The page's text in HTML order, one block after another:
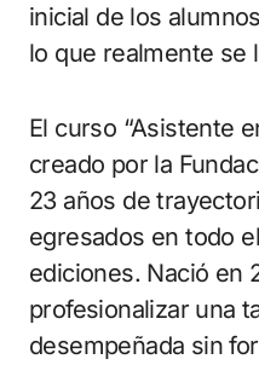
inicial de los
lo que realmente se
El curso “Asistente
creado por la
23 años de
egresados en todo
ediciones. Nació en
profesionalizar una
desempeñada sin